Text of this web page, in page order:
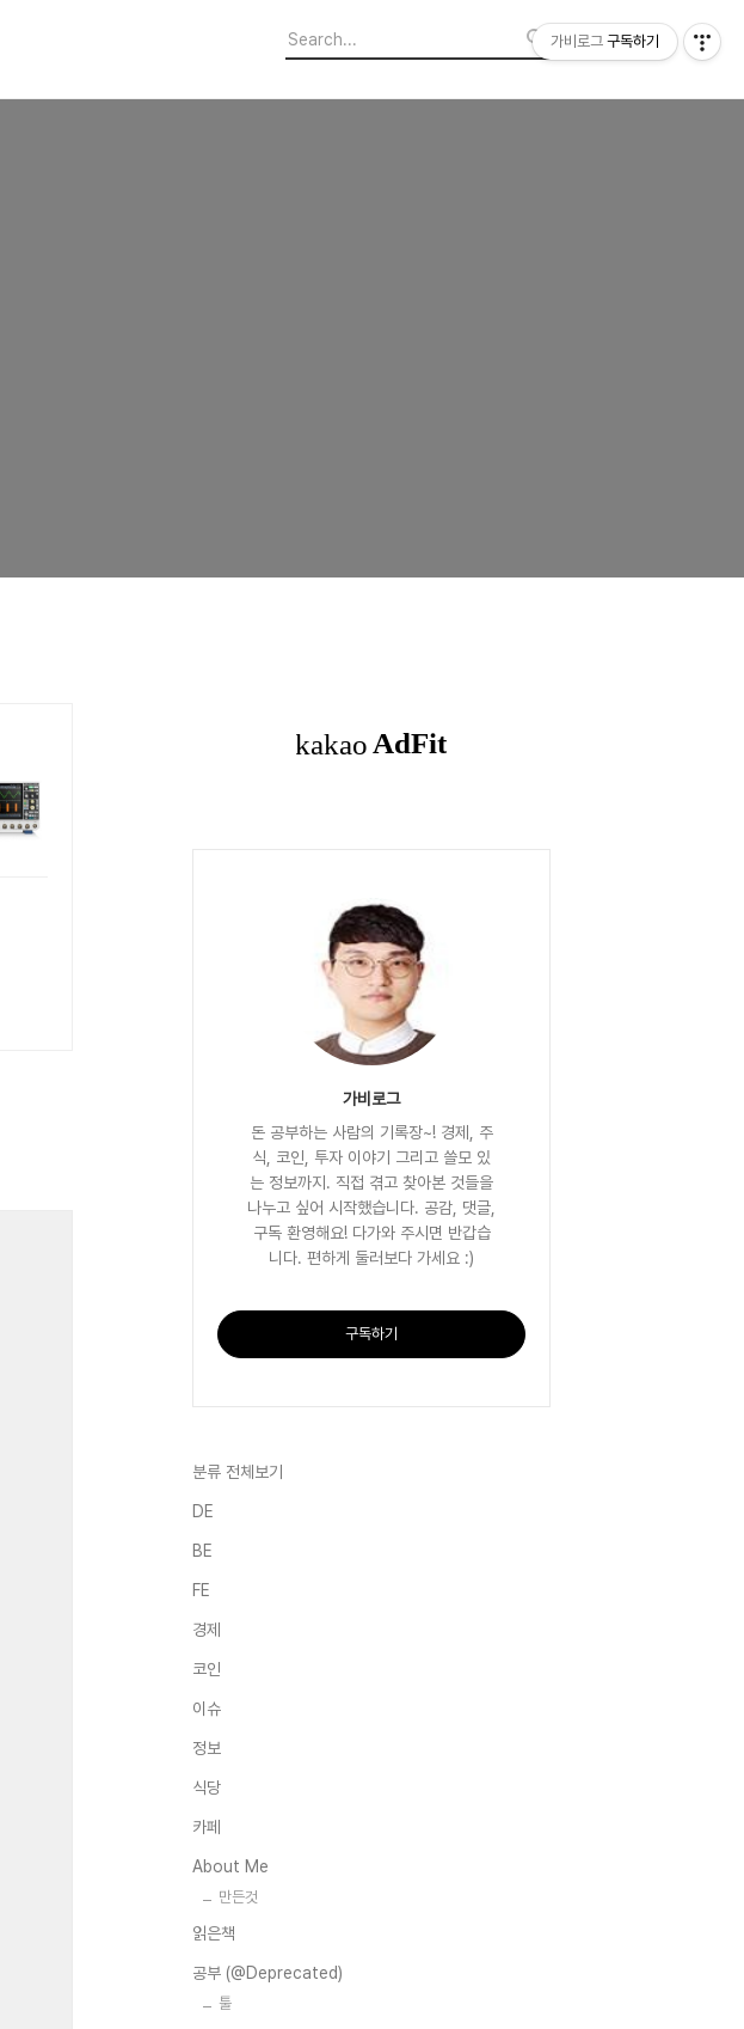
가비로그
돈 공부하는 사람의 기록장~! 경제, 주
식, 코인, 투자 이야기 그리고 쓸모 있
는 정보까지. 직접 겪고 찾아본 것들을
나누고 싶어 시작했습니다. 공감, 댓글,
구독 환영해요! 다가와 주시면 반갑습
니다. 편하게 둘러보다 가세요 :)
구독하기
분류 전체보기
DE
BE
FE
경제
코인
이슈
정보
식당
카페
About Me
만든것
읽은책
공부 (@Deprecated)
툴
가비로그 구독하기